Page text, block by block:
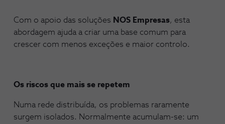
Com o apoio das soluções NOS Empresas, esta
abordagem ajuda a criar uma base comum para
crescer com menos exceções e maior controlo.
Os riscos que mais se repetem
Numa rede distribuída, os problemas raramente
surgem isolados. Normalmente acumulam-se: um